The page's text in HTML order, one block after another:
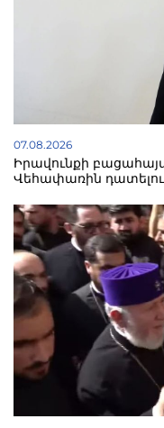
07.08.2026
Իրավունքի
Վեհափառին